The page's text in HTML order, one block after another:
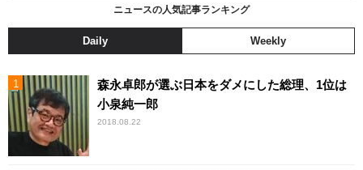
ニュースの人気記事ランキング
Daily Weekly
森永卓郎が選ぶ日本をダメにした総理、1位は
小泉純一郎
2018.08.22